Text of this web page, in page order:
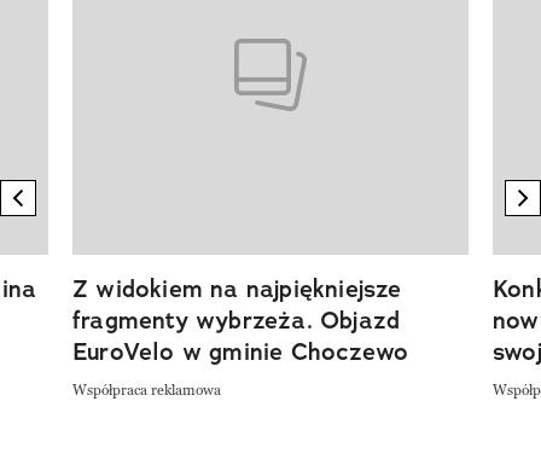
previous element
Z widokiem na najpiękniejsze
fragmenty wybrzeża. Objazd
EuroVelo w gminie Choczewo
Współpraca reklamowa